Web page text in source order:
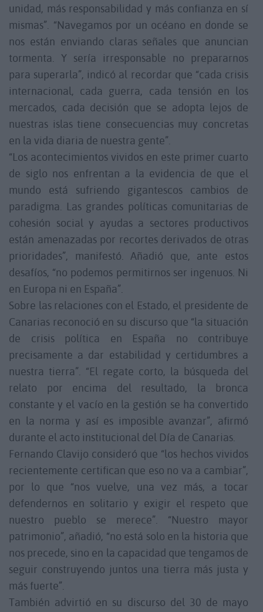
unidad, más responsabilidad y más confianza en sí
mismas”. “Navegamos por un océano en donde se
nos están enviando claras señales que anuncian
tormenta. Y sería irresponsable no prepararnos
para superarla”, indicó al recordar que “cada crisis
internacional, cada guerra, cada tensión en los
mercados, cada decisión que se adopta lejos de
nuestras islas tiene consecuencias muy concretas
en la vida diaria de nuestra gente”.
“Los acontecimientos vividos en este primer cuarto
de siglo nos enfrentan a la evidencia de que el
mundo está sufriendo gigantescos cambios de
paradigma. Las grandes políticas comunitarias de
cohesión social y ayudas a sectores productivos
están amenazadas por recortes derivados de otras
prioridades”, manifestó. Añadió que, ante estos
desafíos, “no podemos permitirnos ser ingenuos. Ni
en Europa ni en España”.
Sobre las relaciones con el Estado, el presidente de
Canarias reconoció en su discurso que “la situación
de crisis política en España no contribuye
precisamente a dar estabilidad y certidumbres a
nuestra tierra”. “El regate corto, la búsqueda del
relato por encima del resultado, la bronca
constante y el vacío en la gestión se ha convertido
en la norma y así es imposible avanzar”, afirmó
durante el acto institucional del Día de Canarias.
Fernando Clavijo consideró que “los hechos vividos
recientemente certifican que eso no va a cambiar”,
por lo que “nos vuelve, una vez más, a tocar
defendernos en solitario y exigir el respeto que
nuestro pueblo se merece”. “Nuestro mayor
patrimonio”, añadió, “no está solo en la historia que
nos precede, sino en la capacidad que tengamos de
seguir construyendo juntos una tierra más justa y
más fuerte”.
También advirtió en su discurso del 30 de mayo